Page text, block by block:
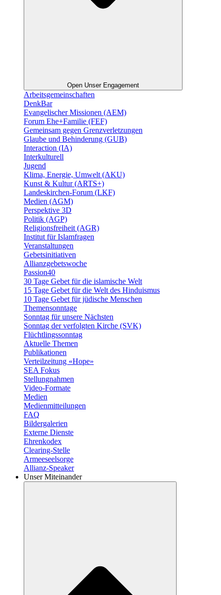
Open Unser Engagement
Arbeitsgemeinschaften
DenkBar
Evangelischer Missionen (AEM)
Forum Ehe+Familie (FEF)
Gemeinsam gegen Grenzverletzungen
Glaube und Behinderung (GUB)
Interaction (IA)
Interkulturell
Jugend
Klima, Energie, Umwelt (AKU)
Kunst & Kultur (ARTS+)
Landeskirchen-Forum (LKF)
Medien (AGM)
Perspektive 3D
Politik (AGP)
Religionsfreiheit (AGR)
Institut für Islamfragen
Veranstaltungen
Gebetsinitiativen
Allianzgebetswoche
Passion40
30 Tage Gebet für die islamische Welt
15 Tage Gebet für die Welt des Hinduismus
10 Tage Gebet für jüdische Menschen
Themensonntage
Sonntag für unsere Nächsten
Sonntag der verfolgten Kirche (SVK)
Flüchtlingssonntag
Aktuelle Themen
Publikationen
Verteilzeitung «Hope»
SEA Fokus
Stellungnahmen
Video-Formate
Medien
Medienmitteilungen
FAQ
Bildergalerien
Externe Dienste
Ehrenkodex
Clearing-Stelle
Armeeseelsorge
Allianz-Speaker
Unser Miteinander